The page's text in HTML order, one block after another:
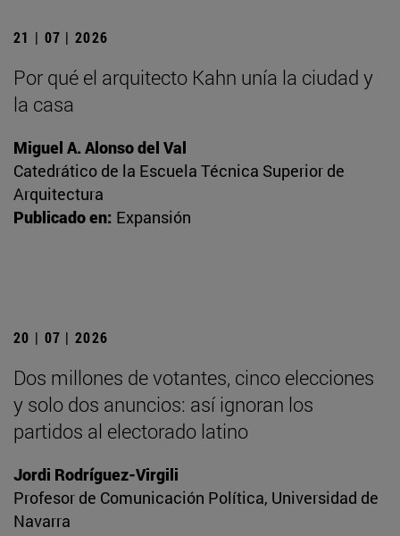
21 | 07 | 2026
Por qué el arquitecto Kahn unía la ciudad y
la casa
Miguel A. Alonso del Val
Catedrático de la Escuela Técnica Superior de
Arquitectura
Publicado en: Expansión
20 | 07 | 2026
Dos millones de votantes, cinco elecciones
y solo dos anuncios: así ignoran los
partidos al electorado latino
Jordi Rodríguez-Virgili
Profesor de Comunicación Política, Universidad de
Navarra